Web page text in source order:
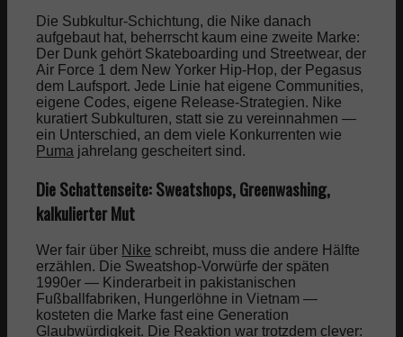
Die Subkultur-Schichtung, die Nike danach
aufgebaut hat, beherrscht kaum eine zweite Marke:
Der Dunk gehört Skateboarding und Streetwear, der
Air Force 1 dem New Yorker Hip-Hop, der Pegasus
dem Laufsport. Jede Linie hat eigene Communities,
eigene Codes, eigene Release-Strategien. Nike
kuratiert Subkulturen, statt sie zu vereinnahmen —
ein Unterschied, an dem viele Konkurrenten wie
Puma jahrelang gescheitert sind.
Die Schattenseite: Sweatshops, Greenwashing,
kalkulierter Mut
Wer fair über Nike schreibt, muss die andere Hälfte
erzählen. Die Sweatshop-Vorwürfe der späten
1990er — Kinderarbeit in pakistanischen
Fußballfabriken, Hungerlöhne in Vietnam —
kosteten die Marke fast eine Generation
Glaubwürdigkeit. Die Reaktion war trotzdem clever: